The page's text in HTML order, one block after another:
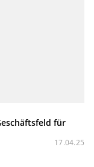
für
17.04.25